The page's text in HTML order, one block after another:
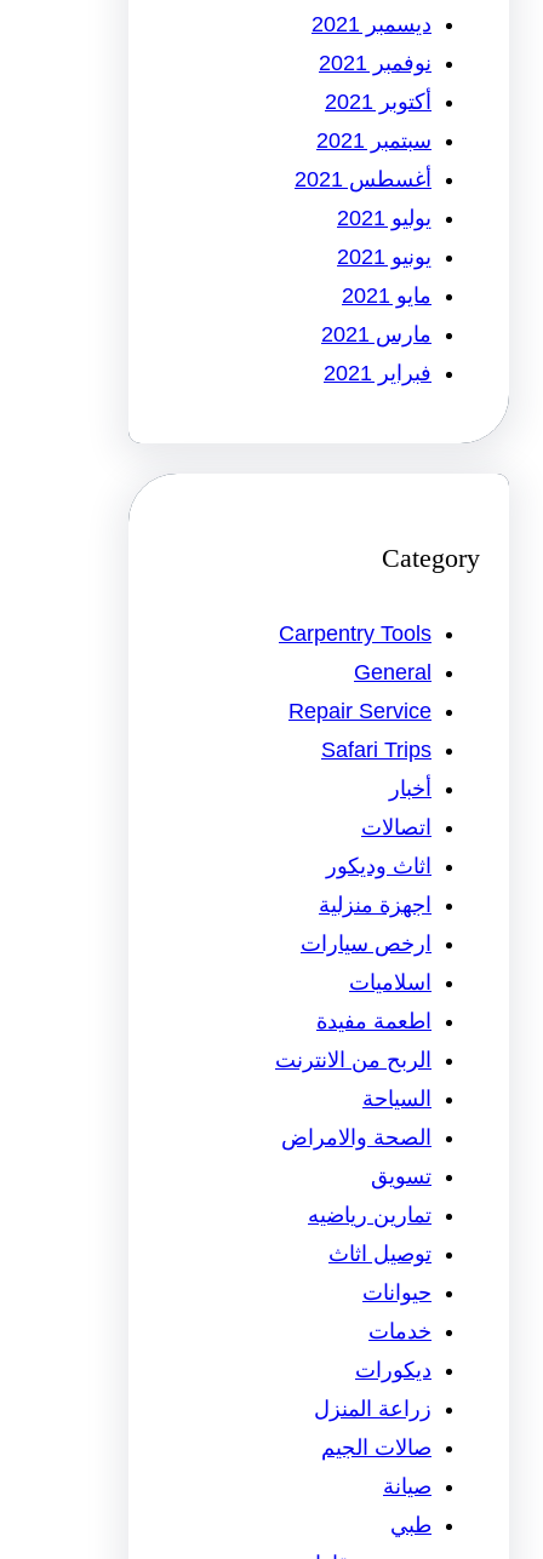
ديسمبر 2021
نوفمبر 2021
أكتوبر 2021
سبتمبر 2021
أغسطس 2021
يوليو 2021
يونيو 2021
مايو 2021
مارس 2021
فبراير 2021
Category
Carpentry Tools
General
Repair Service
Safari Trips
أخبار
اتصالات
اثاث وديكور
اجهزة منزلية
ارخص سيارات
اسلاميات
اطعمة مفيدة
الربح من الانترنت
السياحة
الصحة والامراض
تسويق
تمارين رياضيه
توصيل اثاث
حيوانات
خدمات
ديكورات
زراعة المنزل
صالات الجيم
صيانة
طبي